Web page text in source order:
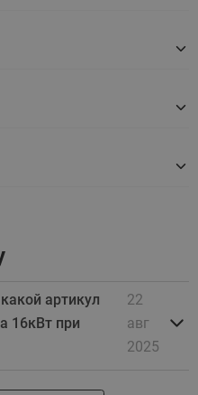
артикул
16кВт при
22
авг
2025